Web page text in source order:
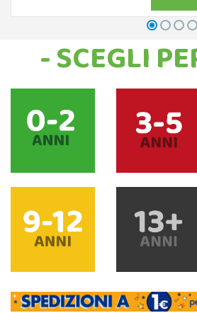
- SCEGLI